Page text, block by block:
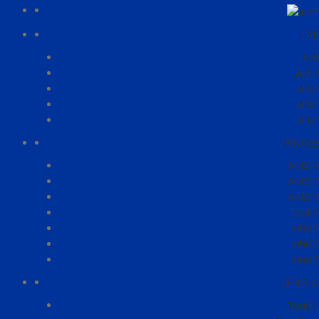
A
AIO
AIO
AIO
AIO
AMD
AMD
AMD
Intel
Intel
Intel
Intel
JENIS
Touch